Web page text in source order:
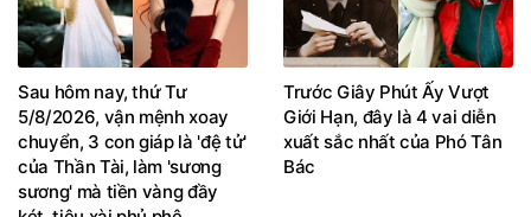
Sau hôm nay, thứ Tư
5/8/2026, vận mệnh xoay
chuyển, 3 con giáp là 'đệ tử'
của Thần Tài, làm 'sương
sương' mà tiền vàng đầy
két, tiêu xài phủ phê
Trước Giây Phút Ấy Vượt
Giới Hạn, đây là 4 vai diễn
xuất sắc nhất của Phó Tân
Bác